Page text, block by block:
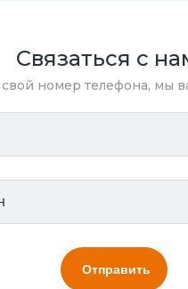
Связаться с
свой номер телефона, мы